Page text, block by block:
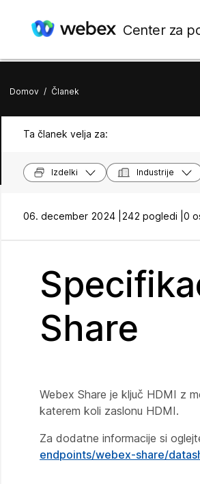
Center za
Domov / Članek
Ta članek velja za:
Izdelki Industrije
06. december 2024 | 242 pogledi | 0
Share
Webex Share je ključ HDMI z
katerem koli zaslonu HDMI.
Za dodatne informacije si
endpoints/webex-share/